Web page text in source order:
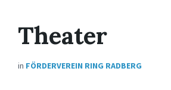
Theater
in FÖRDERVEREIN RING RADBERG